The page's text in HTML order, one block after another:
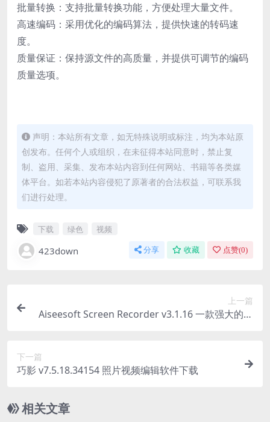
批量转换：支持批量转换功能，方便处理大量文件。
高速编码：采用优化的编码算法，提供快速的转码速
度。
质量保证：保持源文件的高质量，并提供可调节的编码
质量选项。
声明：本站所有文章，如无特殊说明或标注，均为本站原
创发布。任何个人或组织，在未征得本站同意时，禁止复
制、盗用、采集、发布本站内容到任何网站、书籍等各类媒
体平台。如若本站内容侵犯了原著者的合法权益，可联系我
们进行处理。
下载 绿色 视频
423down 分享 收藏 点赞(0)
上一篇
Aiseesoft Screen Recorder v3.1.16 一款强大的屏
下一篇
巧影 v7.5.18.34154 照片视频编辑软件下载
相关文章